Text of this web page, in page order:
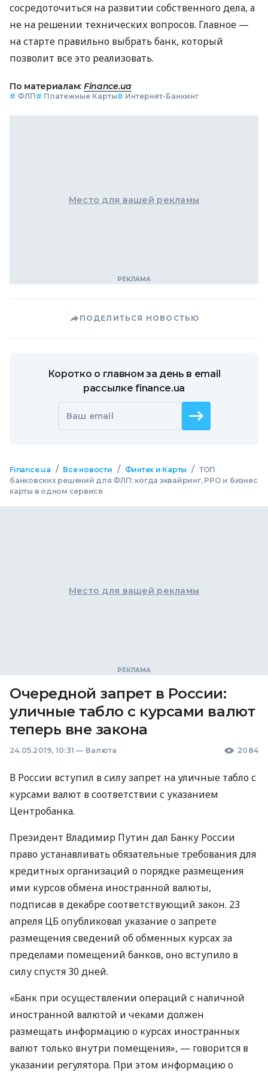
сосредоточиться на развитии собственного дела, а
не на решении технических вопросов. Главное —
на старте правильно выбрать банк, который
позволит все это реализовать.
По материалам: Finance.ua
# ФЛП# Платежные Карты# Интернет-Банкинг
Место для вашей рекламы
ПОДЕЛИТЬСЯ НОВОСТЬЮ
Коротко о главном за день в email
рассылке finance.ua
Ваш email
Finance.ua / Все новости / Финтех и Карты / ТОП
банковских решений для ФЛП: когда эквайринг, РРО и бизнес
карты в одном сервисе
Место для вашей рекламы
Очередной запрет в России:
уличные табло с курсами валют
теперь вне закона
24.05.2019, 10:31 — Валюта 2084
В России вступил в силу запрет на уличные табло с
курсами валют в соответствии с указанием
Центробанка.
Президент Владимир Путин дал Банку России
право устанавливать обязательные требования для
кредитных организаций о порядке размещения
ими курсов обмена иностранной валюты,
подписав в декабре соответствующий закон. 23
апреля ЦБ опубликовал указание о запрете
размещения сведений об обменных курсах за
пределами помещений банков, оно вступило в
силу спустя 30 дней.
«Банк при осуществлении операций с наличной
иностранной валютой и чеками должен
размещать информацию о курсах иностранных
валют только внутри помещения», — говорится в
указании регулятора. При этом информацию о